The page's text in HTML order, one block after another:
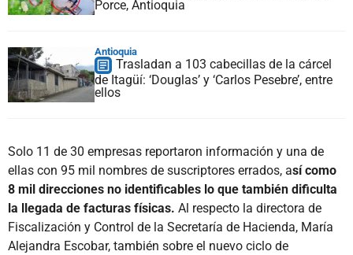
Porce, Antioquia
Antioquia
Trasladan a 103 cabecillas de la cárcel
de Itagüí: ‘Douglas’ y ‘Carlos Pesebre’, entre
ellos
Solo 11 de 30 empresas reportaron información y una de
ellas con 95 mil nombres de suscriptores errados, así como
8 mil direcciones no identificables lo que también dificulta
la llegada de facturas físicas. Al respecto la directora de
Fiscalización y Control de la Secretaría de Hacienda, María
Alejandra Escobar, también sobre el nuevo ciclo de